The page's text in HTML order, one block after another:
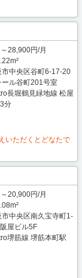
28,900円/月
市中央区谷町6-17-20
ール谷町201号室
長堀鶴見緑地線 松屋
分
いただくとどなたで
20,900円/月
市中央区南久宝寺町1-
屋ビル5F
堺筋線 堺筋本町駅